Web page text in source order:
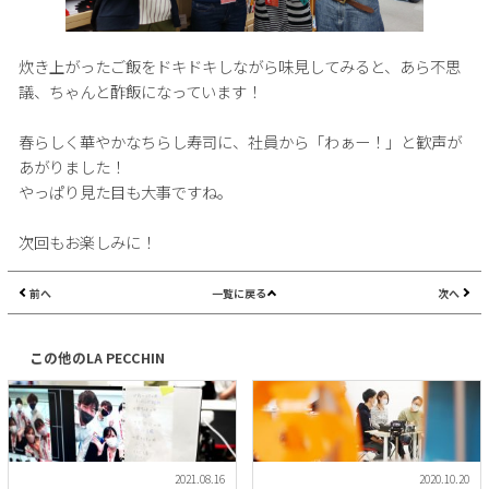
炊き上がったご飯をドキドキしながら味見してみると、あら不思
議、ちゃんと酢飯になっています！
春らしく華やかなちらし寿司に、社員から「わぁー！」と歓声が
あがりました！
やっぱり見た目も大事ですね。
次回もお楽しみに！
前へ 一覧に戻る 次へ
この他のLA PECCHIN
2021.08.16
2020.10.20